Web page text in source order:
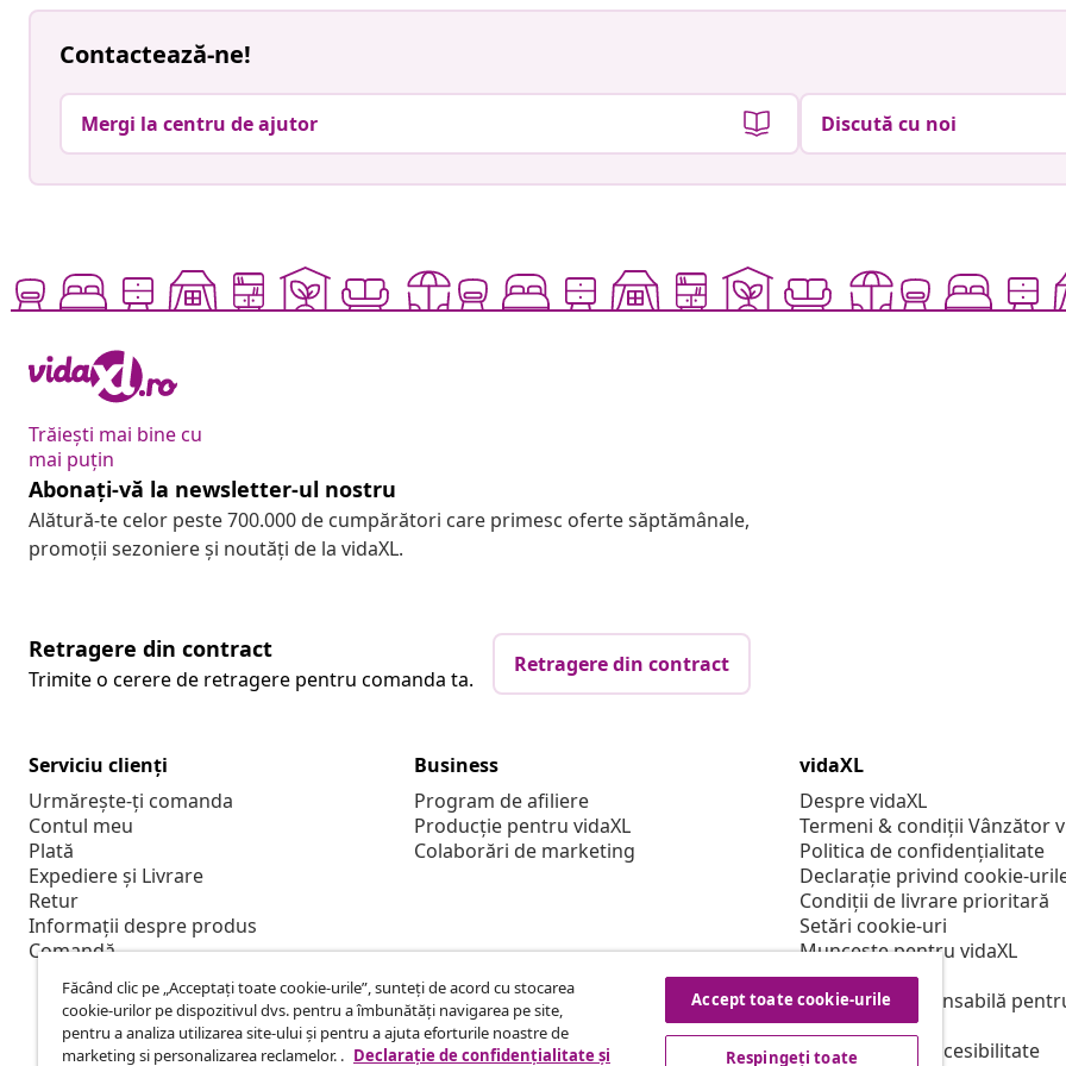
Contactează-ne!
Mergi la centru de ajutor Discută cu noi
Trăiești mai bine cu
mai puțin
Abonați-vă la newsletter-ul nostru
Alătură-te celor peste 700.000 de cumpărători care primesc oferte săptămânale,
promoții sezoniere și noutăți de la vidaXL.
Retragere din contract
Trimite o cerere de retragere pentru comanda ta.
Retragere din contract
Serviciu clienți
Urmărește-ți comanda
Contul meu
Plată
Expediere și Livrare
Retur
Informații despre produs
Comandă
Business
Program de afiliere
Producție pentru vidaXL
Colaborări de marketing
vidaXL
Despre vidaXL
Termeni & condiții Vânzător
Politica de confidențialitate
Declarație privind cookie-
Condiții de livrare prioritară
Setări cookie-uri
Muncește pentru vidaXL
Securitate
Persoană responsabilă
Politica de EPR
Declarație de accesibilitate
Făcând clic pe „Acceptați toate cookie-urile”, sunteți de acord cu stocarea
cookie-urilor pe dispozitivul dvs. pentru a îmbunătăți navigarea pe site,
pentru a analiza utilizarea site-ului și pentru a ajuta eforturile noastre de
marketing si personalizarea reclamelor. . Declarație de confidențialitate și
Accept toate cookie-urile
Respingeți toate